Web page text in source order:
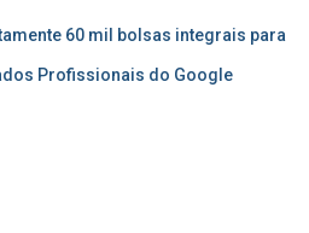
60 mil bolsas integrais para
Profissionais do Google